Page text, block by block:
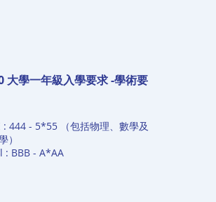
大學一年級入學要求 -學術要
: 444 - 5*55 （包括物理、數學及
）
: BBB - A*AA